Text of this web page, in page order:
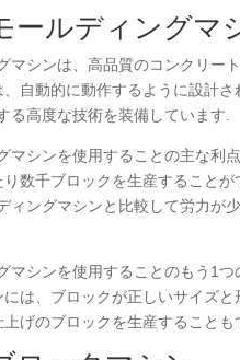
ールディングマ
マシンは、高品質のコンクリー
自動的に動作するように設計
る高度な技術を装備しています.
マシンを使用することの主な利
数千ブロックを生産すること
ィングマシンと比較して労力が
マシンを使用することのもう1
は、ブロックが正しいサイズ
げのブロックを生産すること